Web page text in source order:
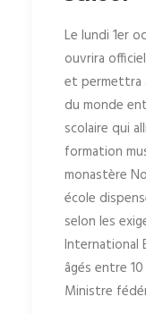
Le lundi 1er
ouvrira
et permettra
du monde
scolaire qui
formation
monastère
école
selon les
International
âgés entre
Ministre